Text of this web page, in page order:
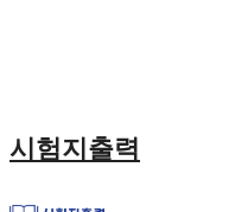
시험지출력